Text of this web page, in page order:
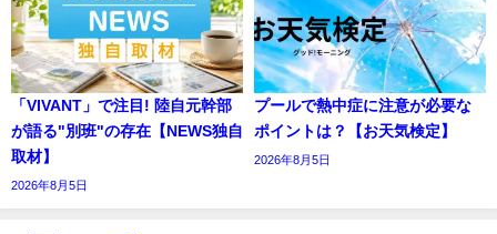
「VIVANT」で注目! 陸自元幹部
が語る"別班"の存在【NEWS独自
取材】
2026年8月5日
プールで熱中症に注意が必要な
ポイントは？【お天気検定】
2026年8月5日